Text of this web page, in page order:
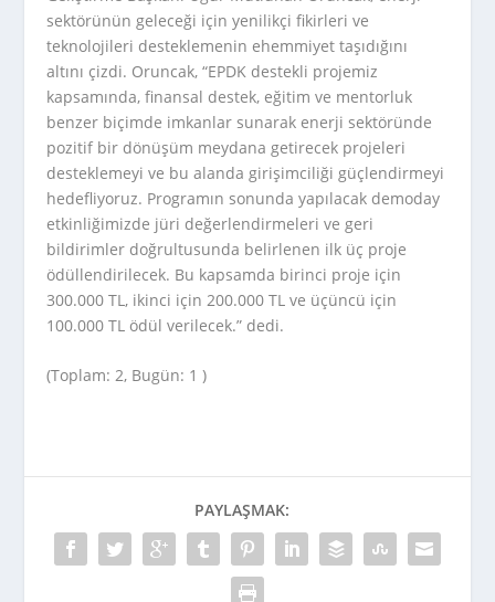
sektörünün geleceği için yenilikçi fikirleri ve
teknolojileri desteklemenin ehemmiyet taşıdığını
altını çizdi. Oruncak, “EPDK destekli projemiz
kapsamında, finansal destek, eğitim ve mentorluk
benzer biçimde imkanlar sunarak enerji sektöründe
pozitif bir dönüşüm meydana getirecek projeleri
desteklemeyi ve bu alanda girişimciliği güçlendirmeyi
hedefliyoruz. Programın sonunda yapılacak demoday
etkinliğimizde jüri değerlendirmeleri ve geri
bildirimler doğrultusunda belirlenen ilk üç proje
ödüllendirilecek. Bu kapsamda birinci proje için
300.000 TL, ikinci için 200.000 TL ve üçüncü için
100.000 TL ödül verilecek.” dedi.
(Toplam: 2, Bugün: 1 )
PAYLAŞMAK: